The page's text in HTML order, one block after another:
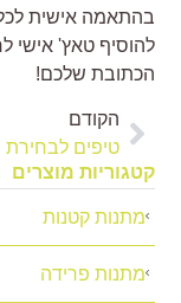
קטגוריות מוצרים
מתנות קטנות
מתנות פרידה
בהתאמה אישית לכל
להוסיף טאץ' אישי
הכתובת שלכם!
הקודם